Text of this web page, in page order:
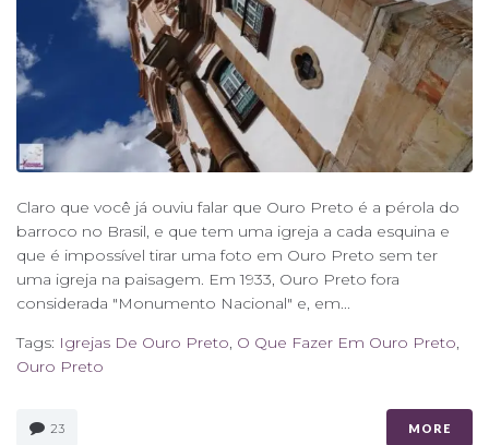
Claro que você já ouviu falar que Ouro Preto é a pérola do
barroco no Brasil, e que tem uma igreja a cada esquina e
que é impossível tirar uma foto em Ouro Preto sem ter
uma igreja na paisagem. Em 1933, Ouro Preto fora
considerada "Monumento Nacional" e, em...
Tags: Igrejas De Ouro Preto O Que Fazer Em Ouro Preto
Ouro Preto
23 MORE